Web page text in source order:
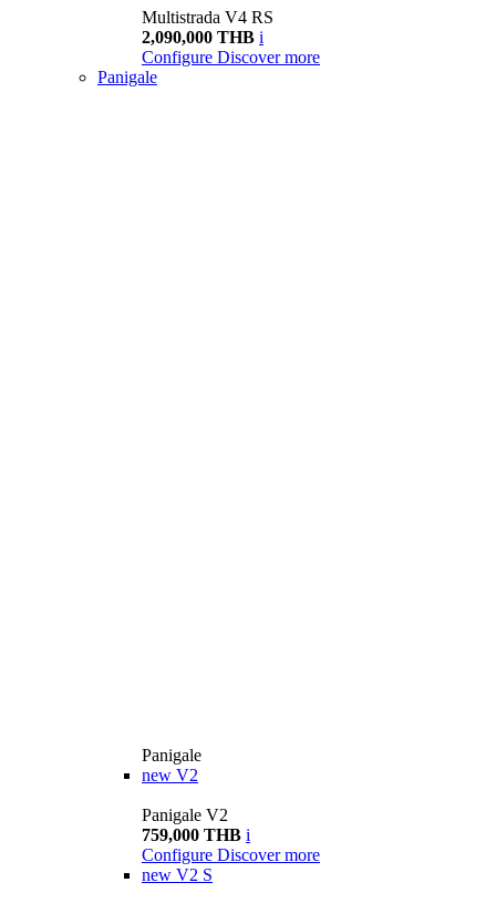
Multistrada V4 RS
2,090,000 THB i
Configure Discover more
Panigale
Panigale
new V2
Panigale V2
759,000 THB i
Configure Discover more
new V2 S